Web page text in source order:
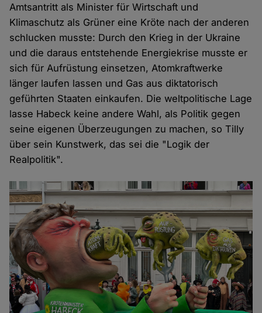
Amtsantritt als Minister für Wirtschaft und
Klimaschutz als Grüner eine Kröte nach der anderen
schlucken musste: Durch den Krieg in der Ukraine
und die daraus entstehende Energiekrise musste er
sich für Aufrüstung einsetzen, Atomkraftwerke
länger laufen lassen und Gas aus diktatorisch
geführten Staaten einkaufen. Die weltpolitische Lage
lasse Habeck keine andere Wahl, als Politik gegen
seine eigenen Überzeugungen zu machen, so Tilly
über sein Kunstwerk, das sei die "Logik der
Realpolitik".